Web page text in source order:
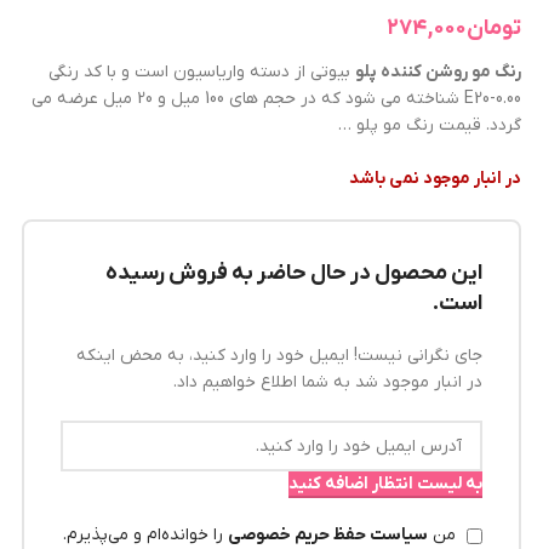
تومان۲۷۴,۰۰۰
رنگ مو روشن کننده پلو بیوتی از دسته واریاسیون است و با کد رنگی
E20-0.00 شناخته می شود که در حجم های 100 میل و 20 میل عرضه می
گردد. قیمت رنگ مو پلو …
در انبار موجود نمی باشد
این محصول در حال حاضر به فروش رسیده
است.
جای نگرانی نیست! ایمیل خود را وارد کنید، به محض اینکه
در انبار موجود شد به شما اطلاع خواهیم داد.
به لیست انتظار اضافه کنید
من سیاست حفظ حریم خصوصی را خوانده‌ام و می‌پذیرم.